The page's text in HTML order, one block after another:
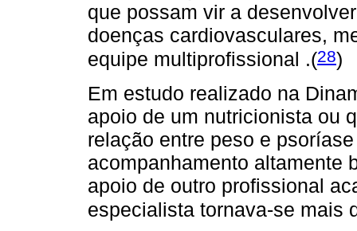
que possam vir a
doenças cardiovasculares,
equipe multiprofissional .(28)
Em estudo realizado na
apoio de um nutricionista ou
relação entre peso e
acompanhamento altamente
apoio de outro profissional
especialista tornava-se mais